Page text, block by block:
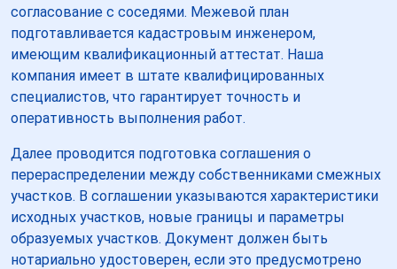
согласование с соседями. Межевой план
подготавливается кадастровым инженером,
имеющим квалификационный аттестат. Наша
компания имеет в штате квалифицированных
специалистов, что гарантирует точность и
оперативность выполнения работ.
Далее проводится подготовка соглашения о
перераспределении между собственниками смежных
участков. В соглашении указываются характеристики
исходных участков, новые границы и параметры
образуемых участков. Документ должен быть
нотариально удостоверен, если это предусмотрено